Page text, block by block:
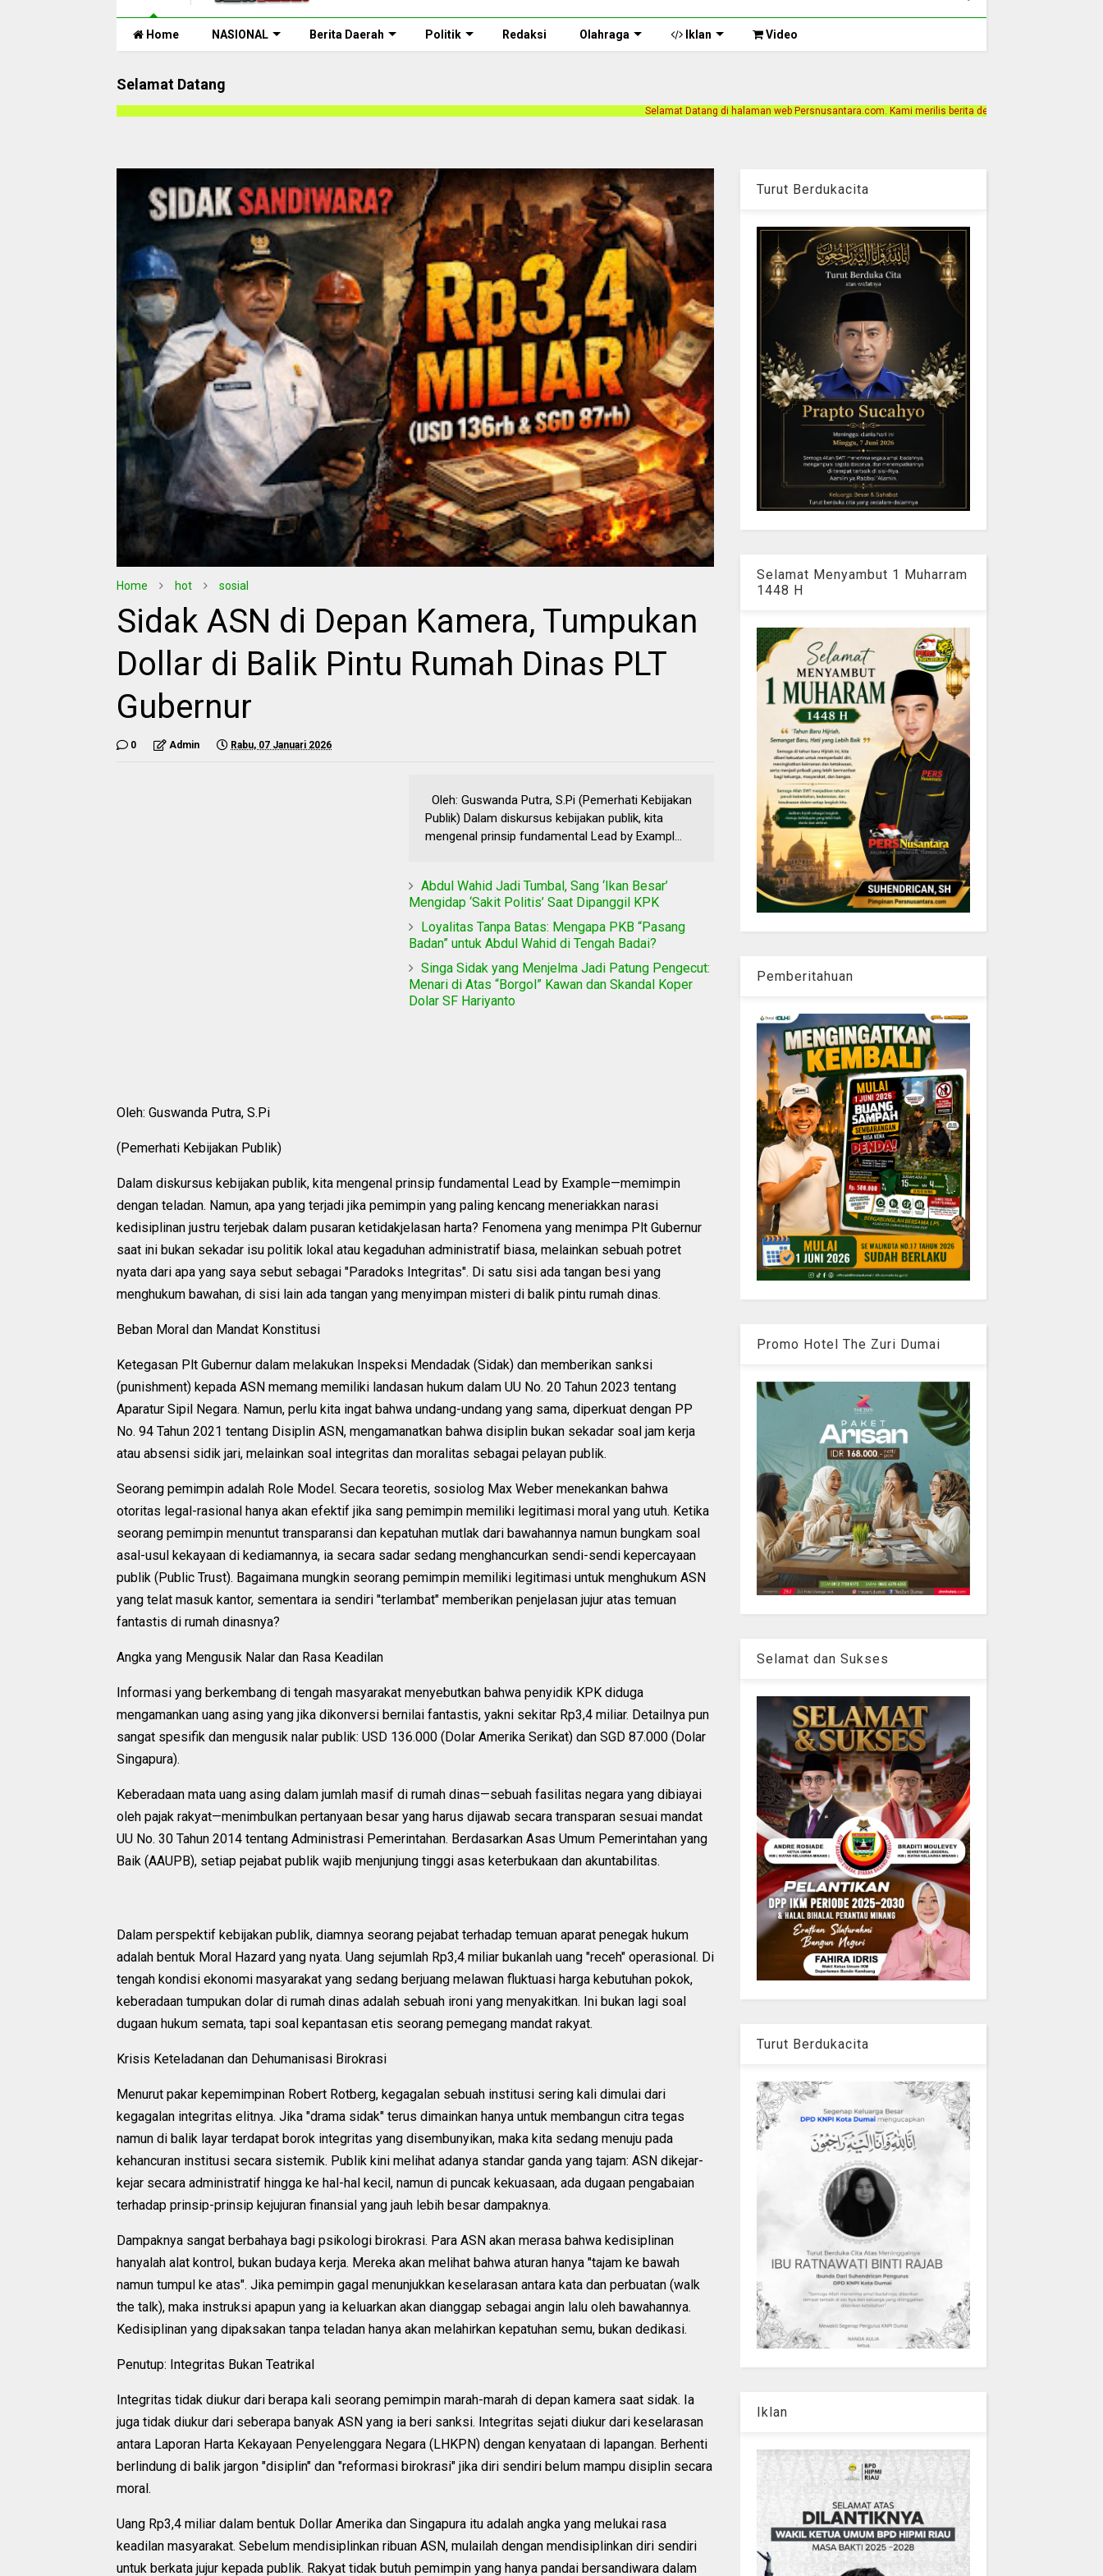
Home NASIONAL Berita Daerah Politik Redaksi Olahraga Iklan Video
Selamat Datang
Selamat Datang di halaman web Persnusantara.com. Kami merilis berita dengan motto Akurat, Independen,
Home hot sosial
Sidak ASN di Depan Kamera, Tumpukan
Dollar di Balik Pintu Rumah Dinas PLT
Gubernur
0 Admin Rabu, 07 Januari 2026
Oleh: Guswanda Putra, S.Pi (Pemerhati Kebijakan
Publik) Dalam diskursus kebijakan publik, kita
mengenal prinsip fundamental Lead by Exampl...
Abdul Wahid Jadi Tumbal, Sang ‘Ikan Besar’
Mengidap ‘Sakit Politis’ Saat Dipanggil KPK
Loyalitas Tanpa Batas: Mengapa PKB “Pasang
Badan” untuk Abdul Wahid di Tengah Badai?
Singa Sidak yang Menjelma Jadi Patung Pengecut:
Menari di Atas “Borgol” Kawan dan Skandal Koper
Dolar SF Hariyanto
Oleh: Guswanda Putra, S.Pi
(Pemerhati Kebijakan Publik)
Dalam diskursus kebijakan publik, kita mengenal prinsip fundamental Lead by Example—memimpin
dengan teladan. Namun, apa yang terjadi jika pemimpin yang paling kencang meneriakkan narasi
kedisiplinan justru terjebak dalam pusaran ketidakjelasan harta? Fenomena yang menimpa Plt Gubernur
saat ini bukan sekadar isu politik lokal atau kegaduhan administratif biasa, melainkan sebuah potret
nyata dari apa yang saya sebut sebagai "Paradoks Integritas". Di satu sisi ada tangan besi yang
menghukum bawahan, di sisi lain ada tangan yang menyimpan misteri di balik pintu rumah dinas.
Beban Moral dan Mandat Konstitusi
Ketegasan Plt Gubernur dalam melakukan Inspeksi Mendadak (Sidak) dan memberikan sanksi
(punishment) kepada ASN memang memiliki landasan hukum dalam UU No. 20 Tahun 2023 tentang
Aparatur Sipil Negara. Namun, perlu kita ingat bahwa undang-undang yang sama, diperkuat dengan PP
No. 94 Tahun 2021 tentang Disiplin ASN, mengamanatkan bahwa disiplin bukan sekadar soal jam kerja
atau absensi sidik jari, melainkan soal integritas dan moralitas sebagai pelayan publik.
Seorang pemimpin adalah Role Model. Secara teoretis, sosiolog Max Weber menekankan bahwa
otoritas legal-rasional hanya akan efektif jika sang pemimpin memiliki legitimasi moral yang utuh. Ketika
seorang pemimpin menuntut transparansi dan kepatuhan mutlak dari bawahannya namun bungkam soal
asal-usul kekayaan di kediamannya, ia secara sadar sedang menghancurkan sendi-sendi kepercayaan
publik (Public Trust). Bagaimana mungkin seorang pemimpin memiliki legitimasi untuk menghukum ASN
yang telat masuk kantor, sementara ia sendiri "terlambat" memberikan penjelasan jujur atas temuan
fantastis di rumah dinasnya?
Angka yang Mengusik Nalar dan Rasa Keadilan
Informasi yang berkembang di tengah masyarakat menyebutkan bahwa penyidik KPK diduga
mengamankan uang asing yang jika dikonversi bernilai fantastis, yakni sekitar Rp3,4 miliar. Detailnya pun
sangat spesifik dan mengusik nalar publik: USD 136.000 (Dolar Amerika Serikat) dan SGD 87.000 (Dolar
Singapura).
Keberadaan mata uang asing dalam jumlah masif di rumah dinas—sebuah fasilitas negara yang dibiayai
oleh pajak rakyat—menimbulkan pertanyaan besar yang harus dijawab secara transparan sesuai mandat
UU No. 30 Tahun 2014 tentang Administrasi Pemerintahan. Berdasarkan Asas Umum Pemerintahan yang
Baik (AAUPB), setiap pejabat publik wajib menjunjung tinggi asas keterbukaan dan akuntabilitas.
Dalam perspektif kebijakan publik, diamnya seorang pejabat terhadap temuan aparat penegak hukum
adalah bentuk Moral Hazard yang nyata. Uang sejumlah Rp3,4 miliar bukanlah uang "receh" operasional. Di
tengah kondisi ekonomi masyarakat yang sedang berjuang melawan fluktuasi harga kebutuhan pokok,
keberadaan tumpukan dolar di rumah dinas adalah sebuah ironi yang menyakitkan. Ini bukan lagi soal
dugaan hukum semata, tapi soal kepantasan etis seorang pemegang mandat rakyat.
Krisis Keteladanan dan Dehumanisasi Birokrasi
Menurut pakar kepemimpinan Robert Rotberg, kegagalan sebuah institusi sering kali dimulai dari
kegagalan integritas elitnya. Jika "drama sidak" terus dimainkan hanya untuk membangun citra tegas
namun di balik layar terdapat borok integritas yang disembunyikan, maka kita sedang menuju pada
kehancuran institusi secara sistemik. Publik kini melihat adanya standar ganda yang tajam: ASN dikejar-
kejar secara administratif hingga ke hal-hal kecil, namun di puncak kekuasaan, ada dugaan pengabaian
terhadap prinsip-prinsip kejujuran finansial yang jauh lebih besar dampaknya.
Dampaknya sangat berbahaya bagi psikologi birokrasi. Para ASN akan merasa bahwa kedisiplinan
hanyalah alat kontrol, bukan budaya kerja. Mereka akan melihat bahwa aturan hanya "tajam ke bawah
namun tumpul ke atas". Jika pemimpin gagal menunjukkan keselarasan antara kata dan perbuatan (walk
the talk), maka instruksi apapun yang ia keluarkan akan dianggap sebagai angin lalu oleh bawahannya.
Kedisiplinan yang dipaksakan tanpa teladan hanya akan melahirkan kepatuhan semu, bukan dedikasi.
Penutup: Integritas Bukan Teatrikal
Integritas tidak diukur dari berapa kali seorang pemimpin marah-marah di depan kamera saat sidak. Ia
juga tidak diukur dari seberapa banyak ASN yang ia beri sanksi. Integritas sejati diukur dari keselarasan
antara Laporan Harta Kekayaan Penyelenggara Negara (LHKPN) dengan kenyataan di lapangan. Berhenti
berlindung di balik jargon "disiplin" dan "reformasi birokrasi" jika diri sendiri belum mampu disiplin secara
moral.
Uang Rp3,4 miliar dalam bentuk Dollar Amerika dan Singapura itu adalah angka yang melukai rasa
keadilan masyarakat. Sebelum mendisiplinkan ribuan ASN, mulailah dengan mendisiplinkan diri sendiri
untuk berkata jujur kepada publik. Rakyat tidak butuh pemimpin yang hanya pandai bersandiwara dalam
Turut Berdukacita
Selamat Menyambut 1 Muharram
1448 H
Pemberitahuan
Promo Hotel The Zuri Dumai
Selamat dan Sukses
Turut Berdukacita
Iklan